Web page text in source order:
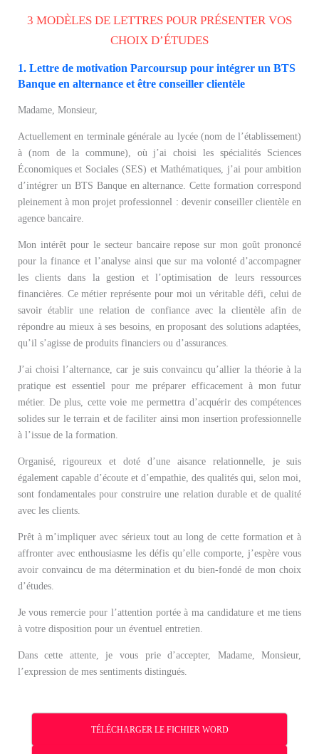
3 MODÈLES DE LETTRES POUR PRÉSENTER VOS
CHOIX D’ÉTUDES
1. Lettre de motivation Parcoursup pour intégrer un BTS
Banque en alternance et être conseiller clientèle
Madame, Monsieur,
Actuellement en terminale générale au lycée (nom de l’établissement)
à (nom de la commune), où j’ai choisi les spécialités Sciences
Économiques et Sociales (SES) et Mathématiques, j’ai pour ambition
d’intégrer un BTS Banque en alternance. Cette formation correspond
pleinement à mon projet professionnel : devenir conseiller clientèle en
agence bancaire.
Mon intérêt pour le secteur bancaire repose sur mon goût prononcé
pour la finance et l’analyse ainsi que sur ma volonté d’accompagner
les clients dans la gestion et l’optimisation de leurs ressources
financières. Ce métier représente pour moi un véritable défi, celui de
savoir établir une relation de confiance avec la clientèle afin de
répondre au mieux à ses besoins, en proposant des solutions adaptées,
qu’il s’agisse de produits financiers ou d’assurances.
J’ai choisi l’alternance, car je suis convaincu qu’allier la théorie à la
pratique est essentiel pour me préparer efficacement à mon futur
métier. De plus, cette voie me permettra d’acquérir des compétences
solides sur le terrain et de faciliter ainsi mon insertion professionnelle
à l’issue de la formation.
Organisé, rigoureux et doté d’une aisance relationnelle, je suis
également capable d’écoute et d’empathie, des qualités qui, selon moi,
sont fondamentales pour construire une relation durable et de qualité
avec les clients.
Prêt à m’impliquer avec sérieux tout au long de cette formation et à
affronter avec enthousiasme les défis qu’elle comporte, j’espère vous
avoir convaincu de ma détermination et du bien-fondé de mon choix
d’études.
Je vous remercie pour l’attention portée à ma candidature et me tiens
à votre disposition pour un éventuel entretien.
Dans cette attente, je vous prie d’accepter, Madame, Monsieur,
l’expression de mes sentiments distingués.
TÉLÉCHARGER LE FICHIER WORD